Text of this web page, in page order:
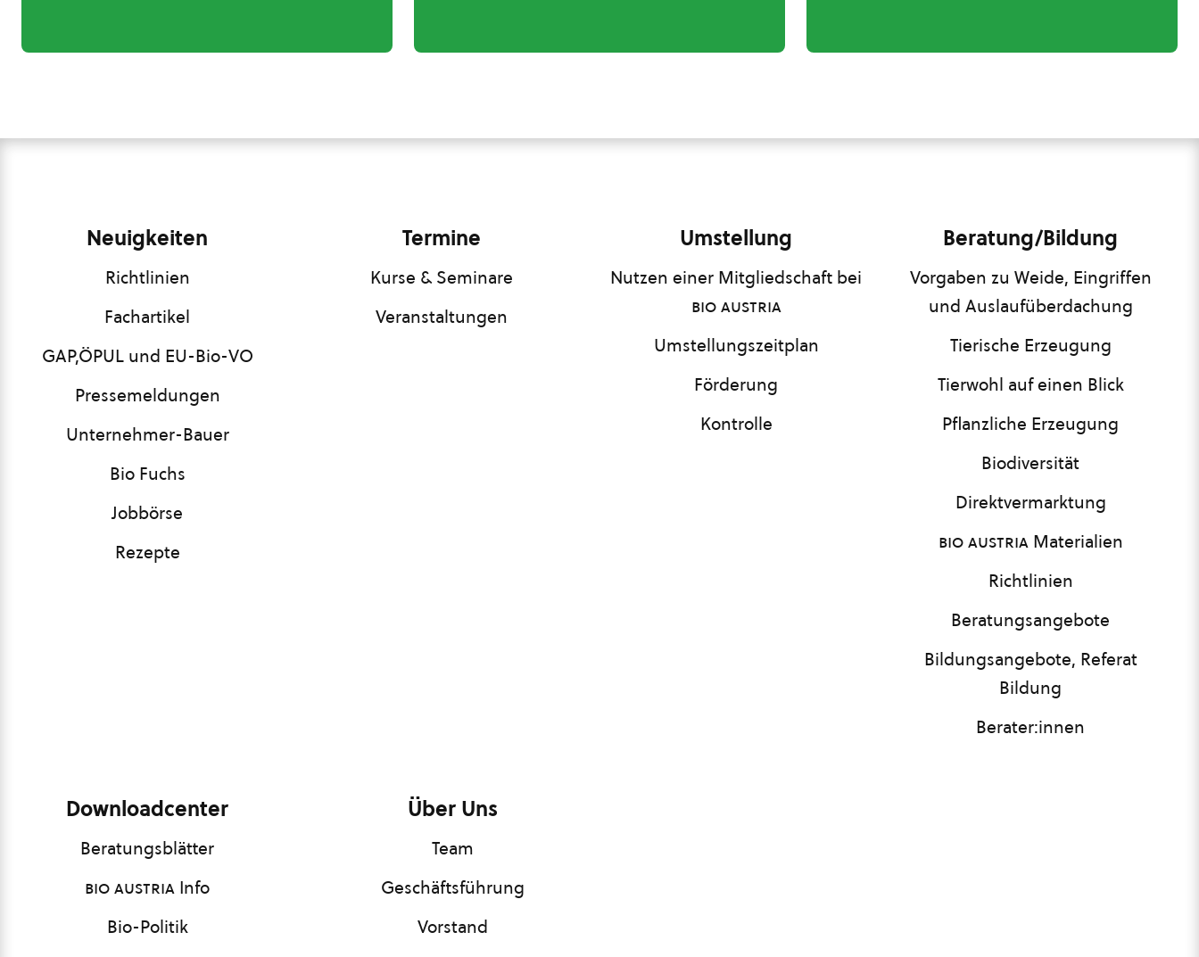
Neuigkeiten
Richtlinien
Fachartikel
GAP,ÖPUL und EU-Bio-VO
Pressemeldungen
Unternehmer-Bauer
Bio Fuchs
Jobbörse
Rezepte
Termine
Kurse & Seminare
Veranstaltungen
Umstellung
Nutzen einer Mitgliedschaft bei
bio austria
Umstellungszeitplan
Förderung
Kontrolle
Beratung/Bildung
Vorgaben zu Weide, Eingriffen
und Auslaufüberdachung
Tierische Erzeugung
Tierwohl auf einen Blick
Pflanzliche Erzeugung
Biodiversität
Direktvermarktung
bio austriaMaterialien
Richtlinien
Beratungsangebote
Bildungsangebote, Referat
Bildung
Berater:innen
Downloadcenter
Beratungsblätter
bio austria Info
Bio-Politik
Über Uns
Team
Geschäftsführung
Vorstand